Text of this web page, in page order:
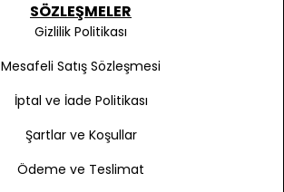
SÖZLEŞMELER
Gizlilik Politikası
Mesafeli Satış Sözleşmesi
İptal ve İade Politikası
Şartlar ve Koşullar
Ödeme ve Teslimat